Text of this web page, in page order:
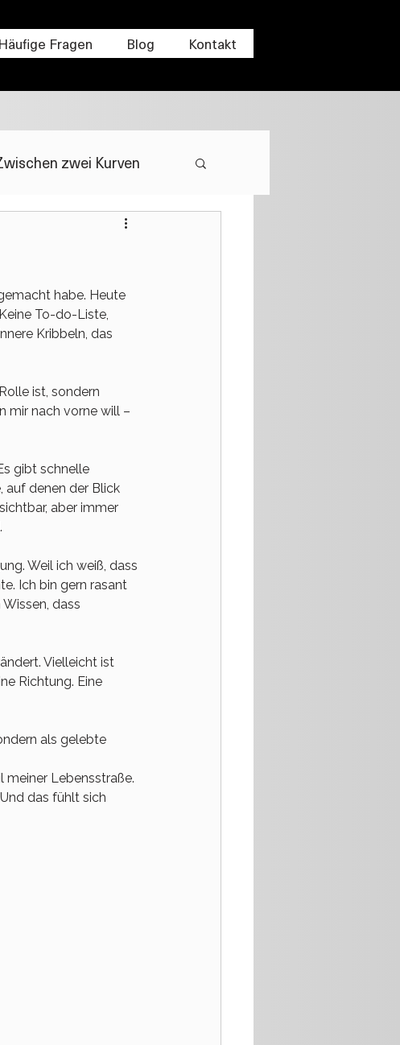
Häufige Fragen Blog Kontakt
zwei Kurven
habe. Heute
To-do-Liste,
Kribbeln, das
ist, sondern
mir nach vorne will –
gibt schnelle
auf denen der Blick
aber immer
Weil ich weiß, dass
Ich bin gern rasant
dass
Vielleicht ist
Richtung. Eine
als gelebte
meiner Lebensstraße.
das fühlt sich